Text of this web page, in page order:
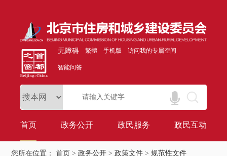
无障碍 繁體 手机版 访问我的专属空间
智能问答
首页 政务公开 政民服务 政民互动
您所在位置：首页 >政务公开 >政策文件 >规范性文件